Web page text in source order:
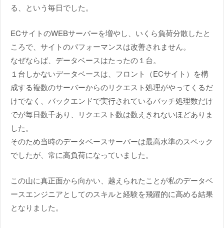
る、という毎日でした。
ECサイトのWEBサーバーを増やし、いくら負荷分散したと
ころで、サイトのパフォーマンスは改善されません。
なぜならば、データベースはたったの１台。
１台しかないデータベースは、フロント（ECサイト）を構
成する複数のサーバーからのリクエスト処理がやってくるだ
けでなく、バックエンドで実行されているバッチ処理数だけ
でが毎日数千あり、リクエスト数は数えきれないほどありま
した。
そのため当時のデータベースサーバーは最高水準のスペック
でしたが、常に高負荷になっていました。
この山に真正面から向かい、越えられたことが私のデータベ
ースエンジニアとしてのスキルと経験を飛躍的に高める結果
となりました。